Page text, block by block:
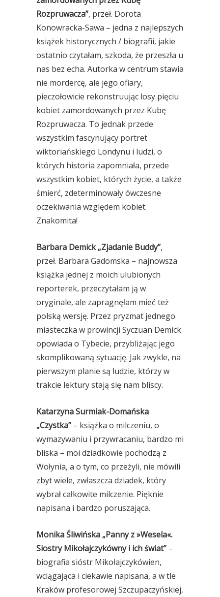
Rozpruwacza”, przeł. Dorota
Konowracka-Sawa – jedna z najlepszych
książek historycznych / biografii, jakie
ostatnio czytałam, szkoda, że przeszła u
nas bez echa. Autorka w centrum stawia
nie mordercę, ale jego ofiary,
pieczołowicie rekonstruując losy pięciu
kobiet zamordowanych przez Kubę
Rozpruwacza. To jednak przede
wszystkim fascynujący portret
wiktoriańskiego Londynu i ludzi, o
których historia zapomniała, przede
wszystkim kobiet, których życie, a także
śmierć, zdeterminowały ówczesne
oczekiwania względem kobiet.
Znakomita!
Barbara Demick „Zjadanie Buddy”,
przeł. Barbara Gadomska – najnowsza
książka jednej z moich ulubionych
reporterek, przeczytałam ją w
oryginale, ale zapragnęłam mieć też
polską wersję. Przez pryzmat jednego
miasteczka w prowincji Syczuan Demick
opowiada o Tybecie, przybliżając jego
skomplikowaną sytuację. Jak zwykle, na
pierwszym planie są ludzie, którzy w
trakcie lektury stają się nam bliscy.
Katarzyna Surmiak-Domańska
„Czystka” – książka o milczeniu, o
wymazywaniu i przywracaniu, bardzo mi
bliska – moi dziadkowie pochodzą z
Wołynia, a o tym, co przeżyli, nie mówili
zbyt wiele, zwłaszcza dziadek, który
wybrał całkowite milczenie. Pięknie
napisana i bardzo poruszająca.
Monika Śliwińska „Panny z »Wesela«.
Siostry Mikołajczykówny i ich świat” –
biografia sióstr Mikołajczykówien,
wciągająca i ciekawie napisana, a w tle
Kraków profesorowej Szczupaczyńskiej,